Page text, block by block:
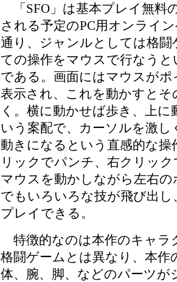
「SFO」は基本プレイ無料
される予定のPC用オンライ
通り、ジャンルとしては格
ての操作をマウスで行なう
である。画面にはマウスが
表示され、これを動かすと
く。横に動かせば歩き、上
いう案配で、カーソルを激
動きになるという直感的な操
リックでパンチ、右クリッ
マウスを動かしながら左右
でもいろいろな技が飛び出
プレイできる。
特徴的なのは本作のキャラ
格闘ゲームとは異なり、本作
体、腕、脚、などのパーツ